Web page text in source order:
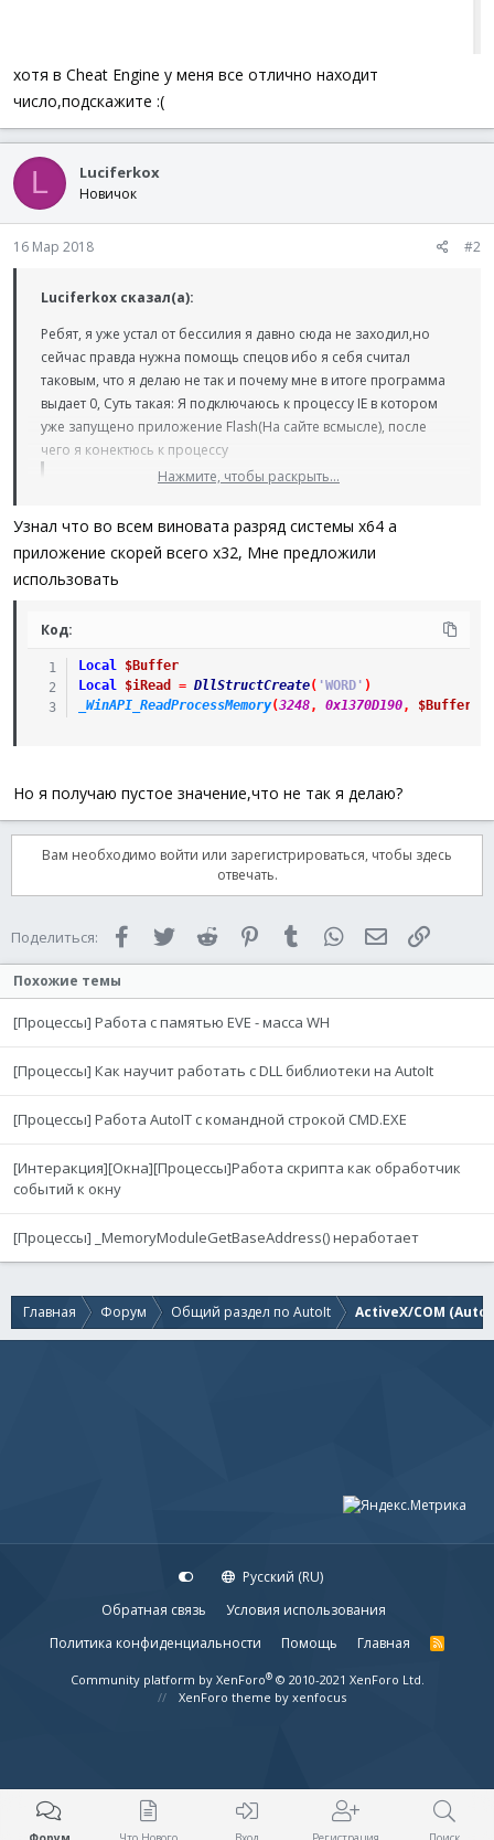
хотя в Cheat Engine у меня все отлично находит
число,подскажите :(
L Luciferkox
Новичок
16 Мар 2018 #2
Luciferkox сказал(а):
Ребят, я уже устал от бессилия я давно сюда не заходил,но
сейчас правда нужна помощь спецов ибо я себя считал
таковым, что я делаю не так и почему мне в итоге программа
выдает 0, Суть такая: Я подключаюсь к процессу IE в котором
уже запущено приложение Flash(На сайте всмысле), после
чего я конектюсь к процессу
Global $GameBase = 6228;Я просто заранее узнал id
Global $GameMemory = _MemoryOpen ($GameBase
MsgBox
_MemoryRead ( 0x1370D190
равен нулю
хотя в Cheat Engine у меня все отлично находит
число,подскажите :(
Нажмите, чтобы раскрыть...
Узнал что во всем виновата разряд системы x64 а
приложение скорей всего x32, Мне предложили
использовать
Код:
Local
$Buffer
Local
$iRead = DllStructCreate( 'WORD' )
_WinAPI_ReadProcessMemory(3248, 0x1370D190, $Buffer
Но я получаю пустое значение,что не так я делаю?
Вам необходимо войти или зарегистрироваться, чтобы здесь
отвечать.
Поделиться: FacebookTwitter Reddit PinterestTumblr WhatsAppЭлектронная
Похожие темы
[Процессы] Работа с памятью EVE - масса WH
[Процессы] Как научит работать с DLL библиотеки на AutoIt
[Процессы] Работа AutoIT с командной строкой CMD.EXE
[Интеракция][Окна][Процессы]Работа скрипта как обработчик
событий к окну
[Процессы] _MemoryModuleGetBaseAddress() неработает
Главная Форум Общий раздел по AutoIt ActiveX/COM
Русский (RU)
Обратная связь
Условия использования
Политика конфиденциальности
Помощь Главная
R
S
Community platform by XenForo® © 2010-2021 XenForo Ltd.
XenForo theme by xenfocus